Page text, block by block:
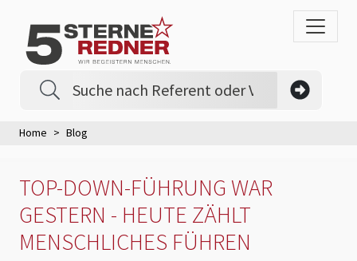
Home Blog
TOP-DOWN-FÜHRUNG WAR
GESTERN - HEUTE ZÄHLT
MENSCHLICHES FÜHREN